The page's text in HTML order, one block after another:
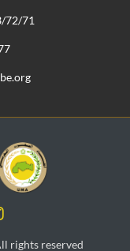
72/71
rights reserved